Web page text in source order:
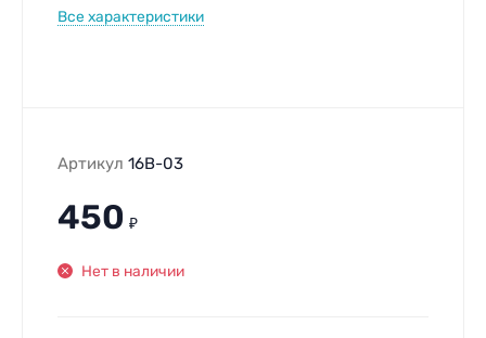
Все характеристики
Артикул 16B-03
450 ₽
Нет в наличии